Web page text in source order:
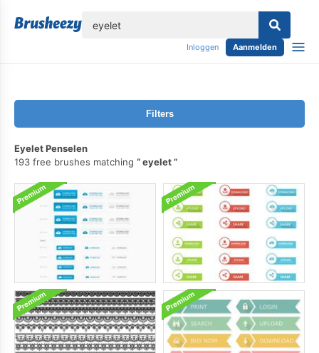
Inloggen Aanmelden
Filters
Eyelet Penselen
193 free brushes matching
eyelet